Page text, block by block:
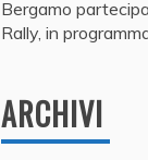
Bergamo
Rally, in
ARCHIVI